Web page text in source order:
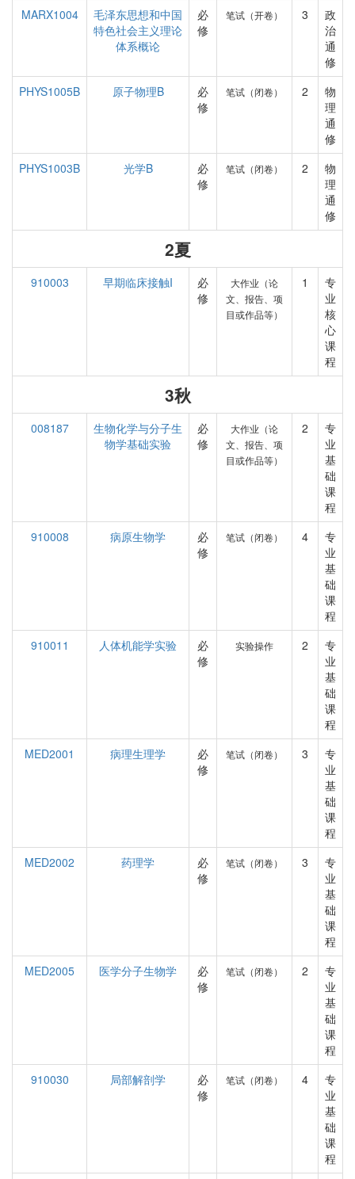
MARX1004
毛泽东思想和中国
特色社会主义理论
体系概论
必
修
笔试（开卷） 3
政
治
通
修
PHYS1005B
原子物理B
必
修
笔试（闭卷） 2
物
理
通
修
PHYS1003B
光学B
必
修
笔试（闭卷） 2
物
理
通
修
2夏
910003 早期临床接触I
必
修
大作业（论
文、报告、项
目或作品等）
1
专
业
核
心
课
程
3秋
008187
生物化学与分子生
物学基础实验
必
修
大作业（论
文、报告、项
目或作品等）
2
专
业
基
础
课
程
910008
病原生物学
必
修
笔试（闭卷） 4
专
业
基
础
课
程
910011
人体机能学实验
必
修
实验操作 2
专
业
基
础
课
程
MED2001
病理生理学
必
修
笔试（闭卷） 3
专
业
基
础
课
程
MED2002
药理学
必
修
笔试（闭卷） 3
专
业
基
础
课
程
MED2005
医学分子生物学
必
修
笔试（闭卷） 2
专
业
基
础
课
程
910030
局部解剖学
必
修
笔试（闭卷） 4
专
业
基
础
课
程